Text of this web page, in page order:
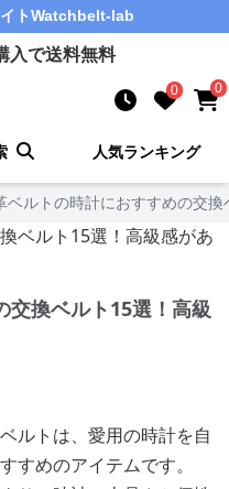
トWatchbelt-lab
入で送料無料
0 0
人気ランキング
ベルトの時計におすすめの交
交換ベルト15選！高級
ルトは、愛用の時計を自
すめのアイテムです。